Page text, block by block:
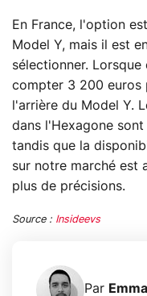
En France, l'option
Model Y, mais il est
sélectionner.
compter 3 200 euros
l'arrière du Model Y.
dans l'Hexagone
tandis que la
sur notre marché est
plus de précisions.
Source : Insideevs
Par